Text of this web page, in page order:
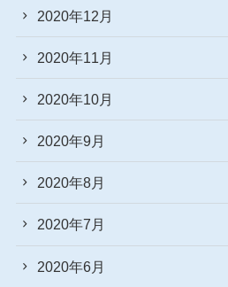
2020年12月
2020年11月
2020年10月
2020年9月
2020年8月
2020年7月
2020年6月